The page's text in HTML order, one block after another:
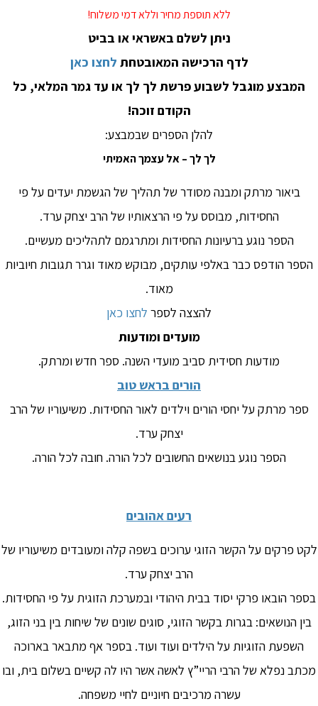
ללא תוספת מחיר וללא דמי משלוח!
ניתן לשלם באשראי או בביט
לדף הרכישה המאובטחת לחצו כאן
המבצע מוגבל לשבוע פרשת לך לך או עד גמר המלאי, כל
הקודם זוכה!
להלן הספרים שבמבצע:
לך לך – אל עצמך האמיתי
ביאור מרתק ומבנה מסודר של תהליך של הגשמת יעדים על פי
החסידות, מבוסס על פי הרצאותיו של הרב יצחק ערד.
הספר נוגע ברעיונות החסידות ומתרגמם לתהליכים מעשיים.
הספר הודפס כבר באלפי עותקים, מבוקש מאוד וגרר תגובות חיוביות
מאוד.
להצצה לספר לחצו כאן
מועדים ומודעות
מודעות חסידית סביב מועדי השנה. ספר חדש ומרתק.
הורים בראש טוב
ספר מרתק על יחסי הורים וילדים לאור החסידות. משיעוריו של הרב
יצחק ערד.
הספר נוגע בנושאים החשובים לכל הורה. חובה לכל הורה.
רעים אהובים
לקט פרקים על הקשר הזוגי ערוכים בשפה קלה ומעובדים משיעוריו של
הרב יצחק ערד.
בספר הובאו פרקי יסוד בבית היהודי ובמערכת הזוגית על פי החסידות.
בין הנושאים: בגרות בקשר הזוגי, סוגים שונים של שיחות בין בני הזוג,
השפעת הזוגיות על הילדים ועוד ועוד. בספר אף מתבאר בארוכה
מכתב נפלא של הרבי הריי”ץ לאשה אשר היו לה קשיים בשלום בית, ובו
עשרה מרכיבים חיוניים לחיי משפחה.